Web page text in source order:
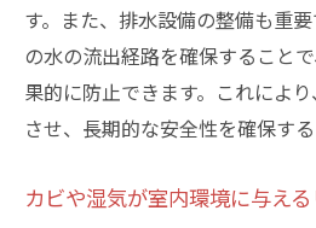
す。また、排水設備の整備も重
の水の流出経路を確保すること
果的に防止できます。これによ
させ、長期的な安全性を確保する
カビや湿気が室内環境に与え